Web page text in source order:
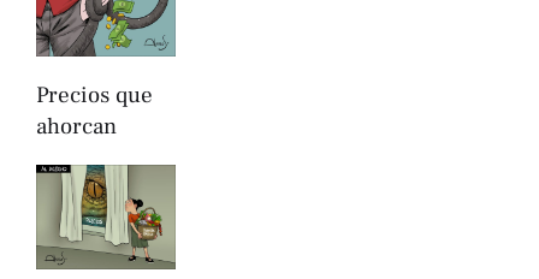
Precios que
ahorcan